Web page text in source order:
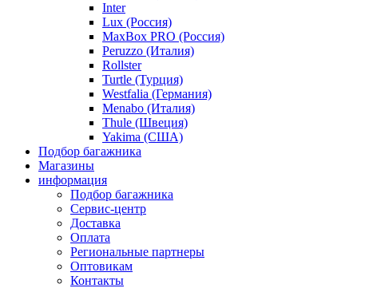
Inter
Lux (Россия)
MaxBox PRO (Россия)
Peruzzo (Италия)
Rollster
Turtle (Турция)
Westfalia (Германия)
Menabo (Италия)
Thule (Швеция)
Yakima (США)
Подбор багажника
Магазины
информация
Подбор багажника
Сервис-центр
Доставка
Оплата
Региональные партнеры
Оптовикам
Контакты